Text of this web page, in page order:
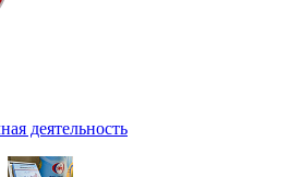
деятельность